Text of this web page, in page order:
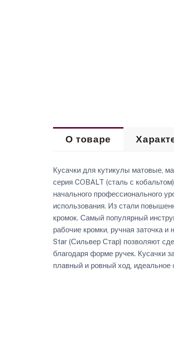
О товаре
Кусачки для кутикулы матовые,
серия COBALT (сталь с
начального профессионального
использования. Из стали
кромок. Самый популярный
рабочие кромки, ручная заточка
Star (Сильвер Стар) позволяют
благодаря форме ручек. Кусачки
плавный и ровный ход,